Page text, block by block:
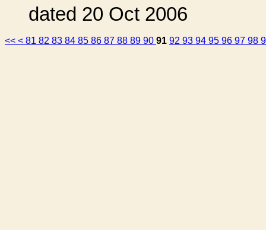
dated 20 Oct 2006
<< < 81 82 83 84 85 86 87 88 89 90 91 92 93 94 95 96 97 98